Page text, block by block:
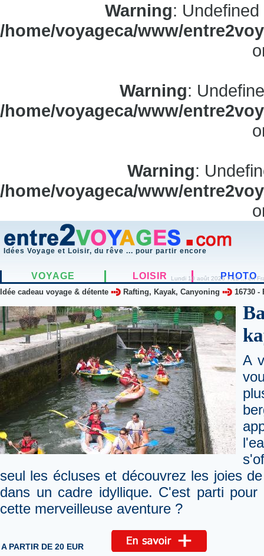
Warning:
/home/voyageca/www/
Warning:
/home/voyageca/www/
Warning:
/home/voyageca/www/
Idées Voyage et Loisir, du rêve ... pour partir encore
VOYAGE LOISIR PHOTO
Lundi 10 août 2026 7:12 ... en
Idée cadeau voyage & détente Rafting, Kayak, Canyoning 16730 -
A
seul les écluses et découvrez les joies
dans un cadre idyllique. C'est parti
cette merveilleuse aventure ?
A PARTIR DE 20 EUR